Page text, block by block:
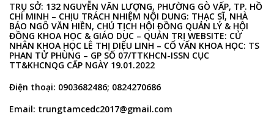
TRỤ SỞ: 132 NGUYỄN VĂN LƯỢNG, PHƯỜNG GÒ VẤP, TP. HỒ
CHÍ MINH – CHỊU TRÁCH NHIỆM NỘI DUNG: THẠC SĨ, NHÀ
BÁO NGÔ VĂN HIỀN, CHỦ TỊCH HỘI ĐỒNG QUẢN LÝ & HỘI
ĐỒNG KHOA HỌC & GIÁO DỤC – QUẢN TRỊ WEBSITE: CỬ
NHÂN KHOA HỌC LÊ THỊ DIỆU LINH – CỐ VẤN KHOA HỌC: TS
PHAN TỬ PHÙNG – GP SỐ 07/TTKHCN-ISSN CỤC
TT&KHCNQG CẤP NGÀY 19.01.2022
Điện thoại: 0903682486; 0824270686
Email: trungtamcedc2017@gmail.com